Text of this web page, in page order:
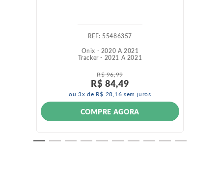
: 55486357
Onix - 2020 A 2021
Tracker - 2021 A 2021
R$ 96,99
R$ 84,49
ou3x de R$ 28,16 sem juros
COMPRE AGORA